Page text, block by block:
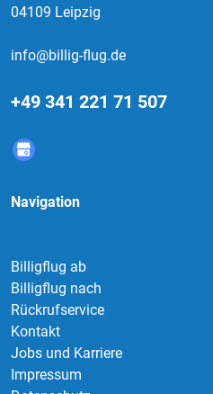
04109 Leipzig
info@billig-flug.de
+49 341 221 71 507
Navigation
Billigflug ab
Billigflug nach
Rückrufservice
Kontakt
Jobs und Karriere
Impressum